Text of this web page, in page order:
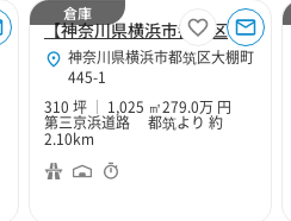
【神奈川県横浜市都筑区】横浜中央２
神奈川県横浜市都筑区大棚町
445-1
310 坪
1,025 ㎡279.0万 円
第三京浜道路 都筑より 約
2.10km
倉庫